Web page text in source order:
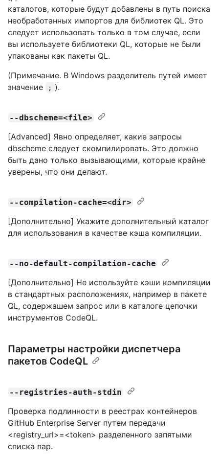
каталогов, которые будут добавлены в путь поиска
необработанных импортов для библиотек QL. Это
следует использовать только в том случае, если
вы используете библиотеки QL, которые не были
упакованы как пакеты QL.
(Примечание. В Windows разделитель путей имеет
значение
; ).
--dbscheme=<file>
[Advanced] Явно определяет, какие запросы
dbscheme следует скомпилировать. Это должно
быть дано только вызывающими, которые крайне
уверены, что они делают.
--compilation-cache=<dir>
[Дополнительно] Укажите дополнительный каталог
для использования в качестве кэша компиляции.
--no-default-compilation-cache
[Дополнительно] Не используйте кэши компиляции
в стандартных расположениях, например в пакете
QL, содержашем запрос или в каталоге цепочки
инструментов CodeQL.
Параметры настройки диспетчера
пакетов CodeQL
--registries-auth-stdin
Проверка подлинности в реестрах контейнеров
GitHub Enterprise Server путем передачи
<registry_url>=<token> разделенного запятыми
списка пар.